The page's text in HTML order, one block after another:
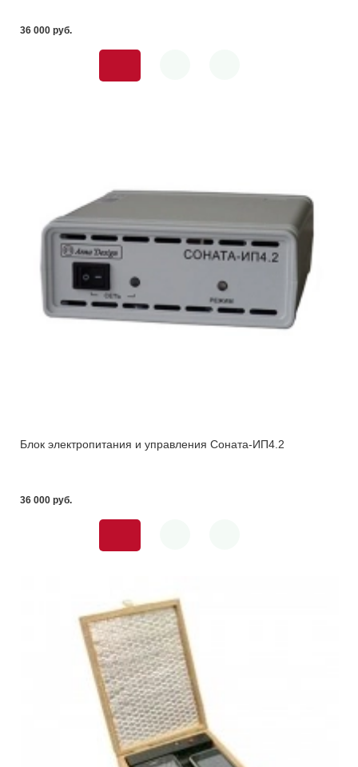
36 000 pуб.
Блок электропитания и управления Соната-ИП4.2
36 000 pуб.